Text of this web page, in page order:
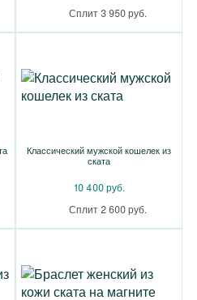
Сплит 3 950 руб.
Классический мужской кошелек из
ската
10 400 руб.
Сплит 2 600 руб.